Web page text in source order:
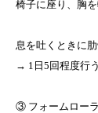
椅子に座り、胸
息を吐くときに
→ 1日5回程度行
③ フォームロー